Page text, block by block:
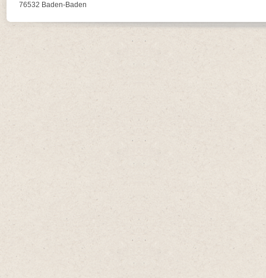
76532 Baden-Baden